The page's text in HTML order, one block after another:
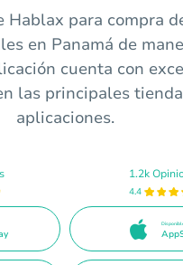
Hablax para compra
en Panamá de
cuenta con
las principales
aplicaciones.
1.2k
4.4